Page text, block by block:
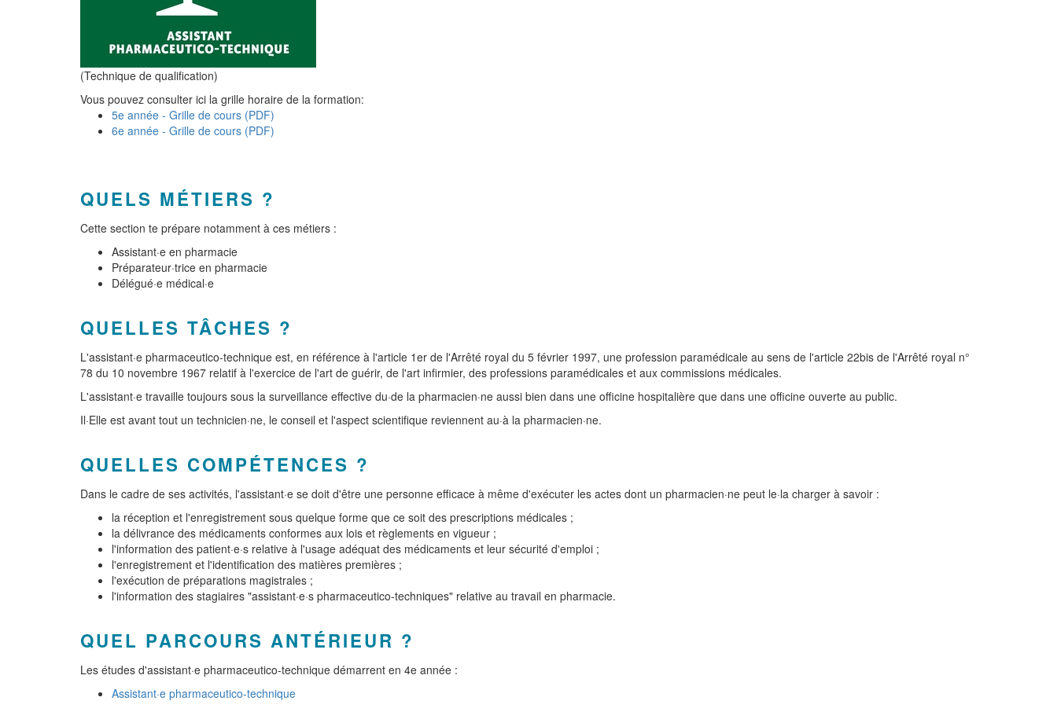
(Technique de qualification)
Vous pouvez consulter ici la grille horaire de la formation:
5e année - Grille de cours (PDF)
6e année - Grille de cours (PDF)
QUELS MÉTIERS ?
Cette section te prépare notamment à ces métiers :
Assistant·e en pharmacie
Préparateur·trice en pharmacie
Délégué·e médical·e
QUELLES TÂCHES ?
L'assistant·e pharmaceutico-technique est, en référence à l'article 1er de l'Arrêté royal du 5 février 1997, une profession paramédicale au sens de l'article 22bis de l'Arrêté royal n°
78 du 10 novembre 1967 relatif à l'exercice de l'art de guérir, de l'art infirmier, des professions paramédicales et aux commissions médicales.
L'assistant·e travaille toujours sous la surveillance effective du·de la pharmacien·ne aussi bien dans une officine hospitalière que dans une officine ouverte au public.
Il·Elle est avant tout un technicien·ne, le conseil et l'aspect scientifique reviennent au·à la pharmacien·ne.
QUELLES COMPÉTENCES ?
Dans le cadre de ses activités, l'assistant·e se doit d'être une personne efficace à même d'exécuter les actes dont un pharmacien·ne peut le·la charger à savoir :
la réception et l'enregistrement sous quelque forme que ce soit des prescriptions médicales ;
la délivrance des médicaments conformes aux lois et règlements en vigueur ;
l'information des patient·e·s relative à l'usage adéquat des médicaments et leur sécurité d'emploi ;
l'enregistrement et l'identification des matières premières ;
l'exécution de préparations magistrales ;
l'information des stagiaires "assistant·e·s pharmaceutico-techniques" relative au travail en pharmacie.
QUEL PARCOURS ANTÉRIEUR ?
Les études d'assistant·e pharmaceutico-technique démarrent en 4e année :
Assistant·e pharmaceutico-technique